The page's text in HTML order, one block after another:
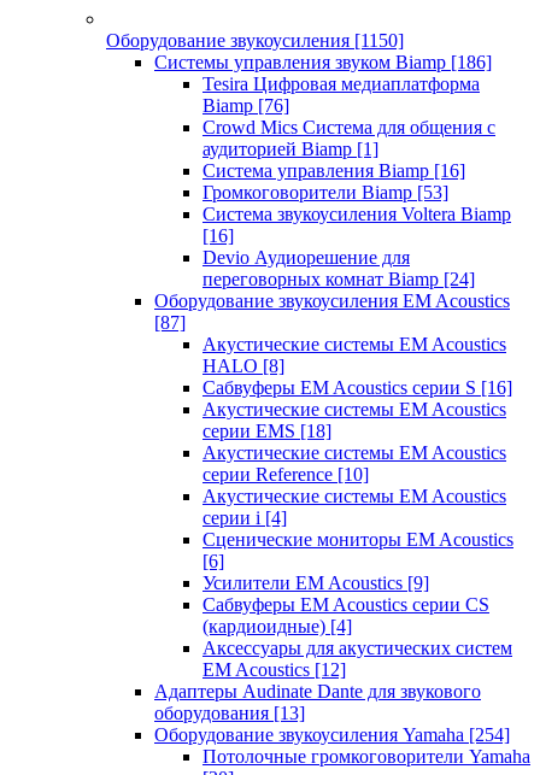
Оборудование звукоусиления [1150]
Системы управления звуком Biamp [186]
Tesira Цифровая медиаплатформа
Biamp [76]
Crowd Mics Система для общения с
аудиторией Biamp [1]
Система управления Biamp [16]
Громкоговорители Biamp [53]
Система звукоусиления Voltera Biamp
[16]
Devio Аудиорешение для
переговорных комнат Biamp [24]
Оборудование звукоусиления EM Acoustics
[87]
Акустические системы EM Acoustics
HALO [8]
Сабвуферы EM Acoustics серии S [16]
Акустические системы EM Acoustics
серии EMS [18]
Акустические системы EM Acoustics
серии Reference [10]
Акустические системы EM Acoustics
серии i [4]
Сценические мониторы EM Acoustics
[6]
Усилители EM Acoustics [9]
Сабвуферы EM Acoustics серии CS
(кардиоидные) [4]
Аксессуары для акустических систем
EM Acoustics [12]
Адаптеры Audinate Dante для звукового
оборудования [13]
Оборудование звукоусиления Yamaha [254]
Потолочные громкоговорители Yamaha